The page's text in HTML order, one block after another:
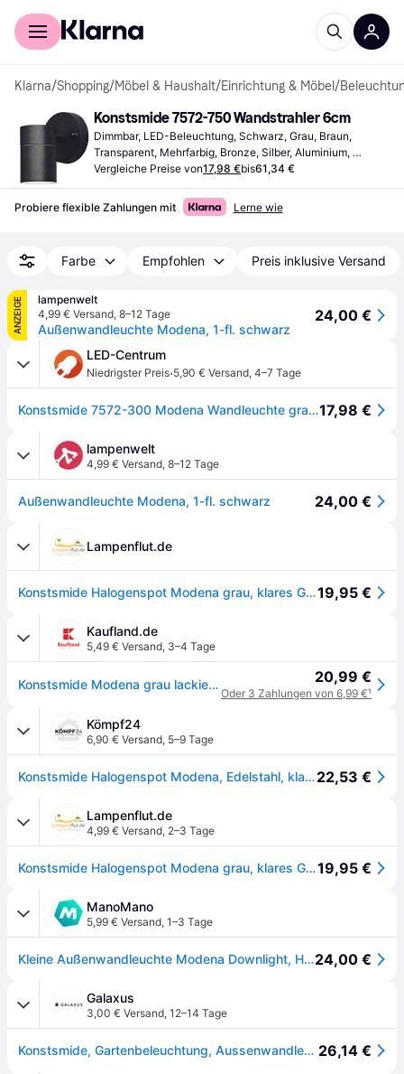
Für Shopper
Klarna/Shopping/Möbel & Haushalt/Einrichtung & Möbel /
Konstsmide 7572-750 Wandstrahler 6cm
Dimmbar, LED-Beleuchtung, Schwarz, Grau, Braun,
Transparent, Mehrfarbig, Bronze, Silber, Aluminium,
Edelstahl, Chrom, Glas, Aluminium, Stahl, Metall, Edelstahl,
Zink, IP-Schutzart: IP44, IP20, IP46, Lampensockel: E27,
E14, GU10, G10
Vergleiche Preise von17,98 €bis61,34 €
Probiere flexible Zahlungen mit Lerne wie
Farbe Empfohlen Preis inklusive Versand
ANZEIGE
lampenwelt
4,99 € Versand, 8–12 Tage
Außenwandleuchte Modena, 1-fl. schwarz
24,00 €
LED-Centrum
Niedrigster Preis·5,90 € Versand, 4–7 Tage
Konstsmide 7572-300 Modena Wandleuchte grau lackiertes Aluminium, klares Glas, Reflektor17,98 €
lampenwelt
4,99 € Versand, 8–12 Tage
Außenwandleuchte Modena, 1-fl. schwarz 24,00 €
Lampenflut.de
Konstsmide Halogenspot Modena grau, klares Glas 7572-30019,95 €
Kaufland.de
5,49 € Versand, 3–4 Tage
Konstsmide Modena grau lackiertes Aluminium, klares Glas, Reflektor 7572-300 20,99 €
Oder 3 Zahlungen von 6,99 €¹
Kömpf24
6,90 € Versand, 5–9 Tage
Konstsmide Halogenspot Modena, Edelstahl, klares Glas (7572-000)22,53 €
Lampenflut.de
4,99 € Versand, 2–3 Tage
Konstsmide Halogenspot Modena grau, klares Glas 7572-30019,95 €
ManoMano
5,99 € Versand, 1–3 Tage
Kleine Außenwandleuchte Modena Downlight, Höhe 9cm, Aluminium Grau24,00 €
Galaxus
3,00 € Versand, 12–14 Tage
Konstsmide, Gartenbeleuchtung, Aussenwandleuchte Halogen GU10 (GU10, IP44) 26,14 €